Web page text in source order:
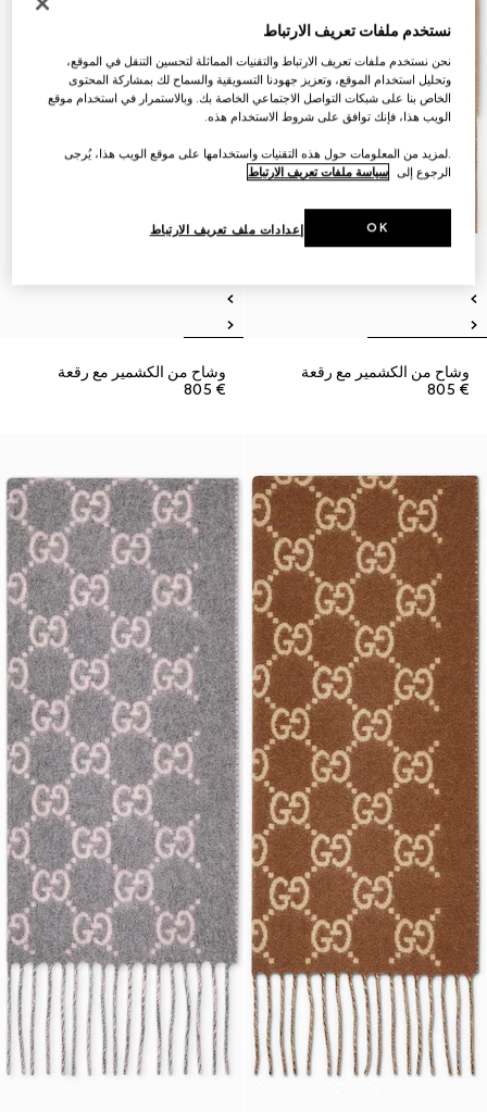
وشاح من الكشمير مع رقعة
€ 805
وشاح من الكشمير مع رقعة
€ 805
نستخدم ملفات تعريف الارتباط
نحن نستخدم ملفات تعريف الارتباط والتقنيات المماثلة لتحسين التنقل في الموقع،
وتحليل استخدام الموقع، وتعزيز جهودنا التسويقية والسماح لك بمشاركة المحتوى
الخاص بنا على شبكات التواصل الاجتماعي الخاصة بك. وبالاستمرار في استخدام موقع
الويب هذا، فإنك توافق على شروط الاستخدام هذه.
.لمزيد من المعلومات حول هذه التقنيات واستخدامها على موقع الويب هذا، يُرجى
الرجوع إلى سياسة ملفات تعريف الارتباط
إعدادات ملف تعريف الارتباط OK